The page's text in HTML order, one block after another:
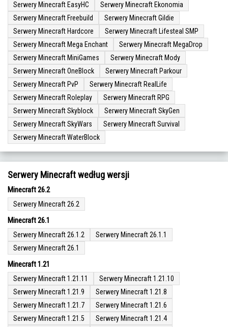
Serwery Minecraft EasyHC
Serwery Minecraft Ekonomia
Serwery Minecraft Freebuild
Serwery Minecraft Gildie
Serwery Minecraft Hardcore
Serwery Minecraft Lifesteal SMP
Serwery Minecraft Mega Enchant
Serwery Minecraft MegaDrop
Serwery Minecraft MiniGames
Serwery Minecraft Mody
Serwery Minecraft OneBlock
Serwery Minecraft Parkour
Serwery Minecraft PvP
Serwery Minecraft RealLife
Serwery Minecraft Roleplay
Serwery Minecraft RPG
Serwery Minecraft Skyblock
Serwery Minecraft SkyGen
Serwery Minecraft SkyWars
Serwery Minecraft Survival
Serwery Minecraft WaterBlock
Serwery Minecraft według wersji
Minecraft 26.2
Serwery Minecraft 26.2
Minecraft 26.1
Serwery Minecraft 26.1.2
Serwery Minecraft 26.1.1
Serwery Minecraft 26.1
Minecraft 1.21
Serwery Minecraft 1.21.11
Serwery Minecraft 1.21.10
Serwery Minecraft 1.21.9
Serwery Minecraft 1.21.8
Serwery Minecraft 1.21.7
Serwery Minecraft 1.21.6
Serwery Minecraft 1.21.5
Serwery Minecraft 1.21.4